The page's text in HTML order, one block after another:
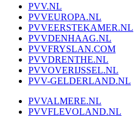
PVV.NL
PVVEUROPA.NL
PVVEERSTEKAMER.NL
PVVDENHAAG.NL
PVVFRYSLAN.COM
PVVDRENTHE.NL
PVVOVERIJSSEL.NL
PVV-GELDERLAND.NL
PVVALMERE.NL
PVVFLEVOLAND.NL